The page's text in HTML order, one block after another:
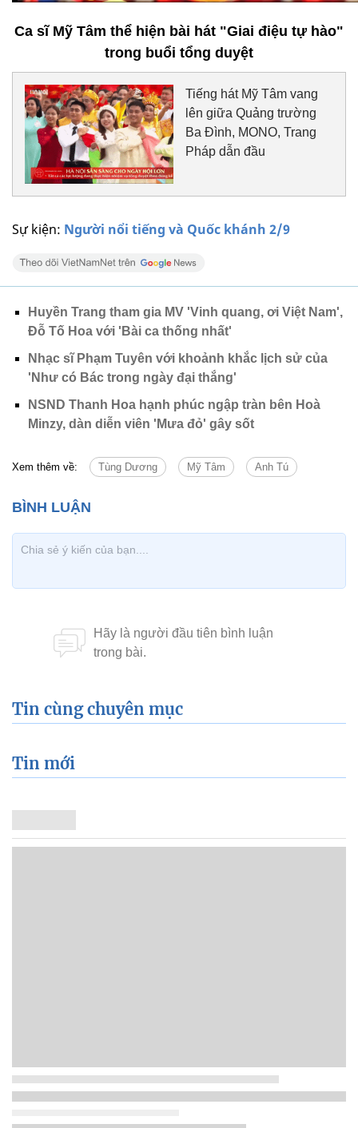
Sự kiện: Người nổi tiếng và Quốc khánh 2/9
Ca sĩ Mỹ Tâm thể hiện bài hát "Giai điệu tự hào"
trong buổi tổng duyệt
Tiếng hát Mỹ Tâm vang
lên giữa Quảng trường
Ba Đình, MONO, Trang
Pháp dẫn đầu
Huyền Trang tham gia MV 'Vinh quang, ơi Việt Nam',
Đỗ Tố Hoa với 'Bài ca thống nhất'
Nhạc sĩ Phạm Tuyên với khoảnh khắc lịch sử của
'Như có Bác trong ngày đại thắng'
NSND Thanh Hoa hạnh phúc ngập tràn bên Hoà
Minzy, dàn diễn viên 'Mưa đỏ' gây sốt
Xem thêm về: Tùng Dương Mỹ Tâm Anh Tú
Tin cùng chuyên mục
Tin mới